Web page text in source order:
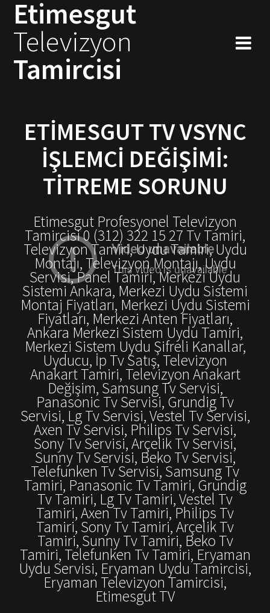
Skip
to
Etimesgut
Televizyon
Tamircisi
ETIMESGUT TV VSYNC
İŞLEMCI DEĞIŞIMI:
TITREME SORUNU
Etimesgut Profesyonel Televizyon
Tamircisi 0 (312) 322 15 27 Tv Tamiri,
Televizyon Tamiri, Uydu Tamiri, Uydu
Montajı, Televizyon Montajı, Uydu
Servisi, Panel Tamiri, Merkezi Uydu
Sistemi Ankara, Merkezi Uydu Sistemi
Montaj Fiyatları, Merkezi Uydu Sistemi
Fiyatları, Merkezi Anten Fiyatları,
Ankara Merkezi Sistem Uydu Tamiri,
Merkezi Sistem Uydu Şifreli Kanallar,
Uyducu, İp Tv Satış, Televizyon
Anakart Tamiri, Televizyon Anakart
Değişim, Samsung Tv Servisi,
Panasonic Tv Servisi, Grundig Tv
Servisi, Lg Tv Servisi, Vestel Tv Servisi,
Axen Tv Servisi, Philips Tv Servisi,
Sony Tv Servisi, Arçelik Tv Servisi,
Sunny Tv Servisi, Beko Tv Servisi,
Telefunken Tv Servisi, Samsung Tv
Tamiri, Panasonic Tv Tamiri, Grundig
Tv Tamiri, Lg Tv Tamiri, Vestel Tv
Tamiri, Axen Tv Tamiri, Philips Tv
Tamiri, Sony Tv Tamiri, Arçelik Tv
Tamiri, Sunny Tv Tamiri, Beko Tv
Tamiri, Telefunken Tv Tamiri, Eryaman
Uydu Servisi, Eryaman Uydu Tamircisi,
Eryaman Televizyon Tamircisi,
Etimesgut TV